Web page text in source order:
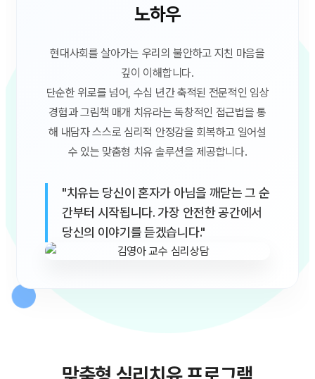
노하우
현대사회를 살아가는 우리의 불안하고 지친 마음을
깊이 이해합니다.
단순한 위로를 넘어, 수십 년간 축적된 전문적인 임상
경험과 그림책 매개 치유라는 독창적인 접근법을 통
해 내담자 스스로 심리적 안정감을 회복하고 일어설
수 있는 맞춤형 치유 솔루션을 제공합니다.
"치유는 당신이 혼자가 아님을 깨닫는 그 순
간부터 시작됩니다. 가장 안전한 공간에서
당신의 이야기를 듣겠습니다."